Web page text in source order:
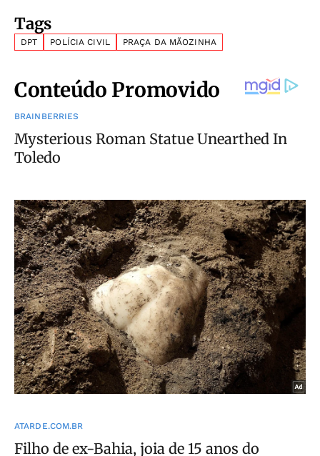
Tags
DPT POLÍCIA CIVIL PRAÇA DA MÃOZINHA